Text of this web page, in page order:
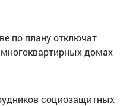
по плану отключат
домах
социозащитных